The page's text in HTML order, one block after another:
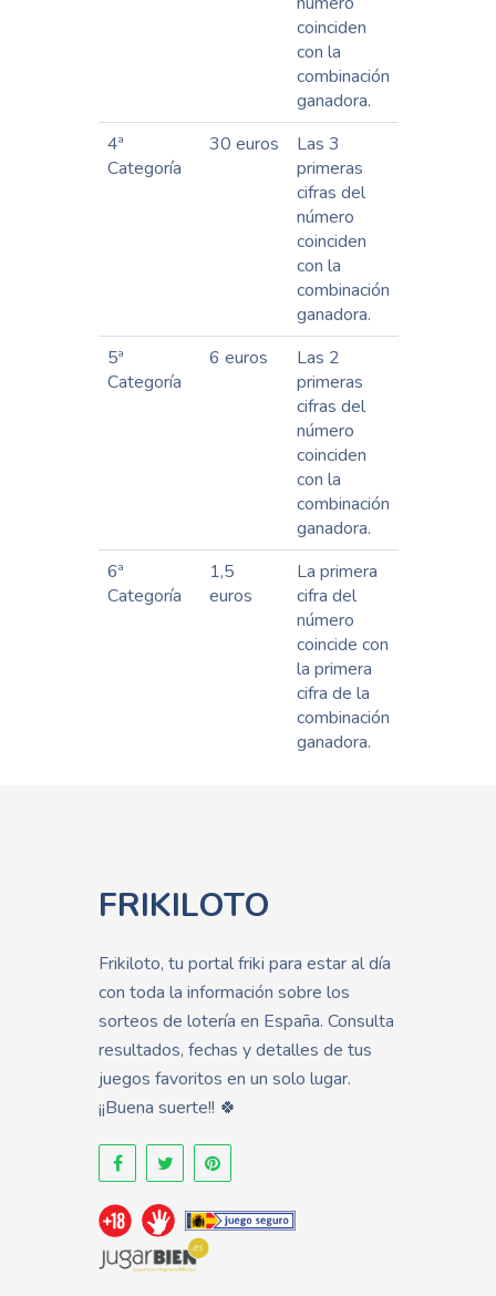
coinciden
con la
combinación
ganadora.
4ª
Categoría
30 euros
Las 3
primeras
cifras del
número
coinciden
con la
combinación
ganadora.
5ª
Categoría
6 euros
Las 2
primeras
cifras del
número
coinciden
con la
combinación
ganadora.
6ª
Categoría
1,5
euros
La primera
cifra del
número
coincide con
la primera
cifra de la
combinación
ganadora.
FRIKILOTO
Frikiloto, tu portal friki para estar al día
con toda la información sobre los
sorteos de lotería en España. Consulta
resultados, fechas y detalles de tus
juegos favoritos en un solo lugar.
¡¡Buena suerte!! 🍀